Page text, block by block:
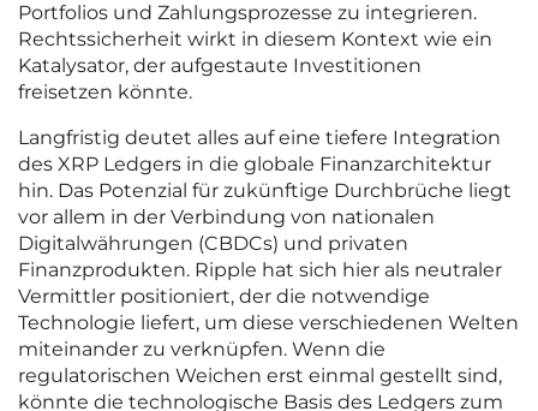
Portfolios und Zahlungsprozesse zu integrieren.
Rechtssicherheit wirkt in diesem Kontext wie ein
Katalysator, der aufgestaute Investitionen
freisetzen könnte.
Langfristig deutet alles auf eine tiefere Integration
des XRP Ledgers in die globale Finanzarchitektur
hin. Das Potenzial für zukünftige Durchbrüche liegt
vor allem in der Verbindung von nationalen
Digitalwährungen (CBDCs) und privaten
Finanzprodukten. Ripple hat sich hier als neutraler
Vermittler positioniert, der die notwendige
Technologie liefert, um diese verschiedenen Welten
miteinander zu verknüpfen. Wenn die
regulatorischen Weichen erst einmal gestellt sind,
könnte die technologische Basis des Ledgers zum